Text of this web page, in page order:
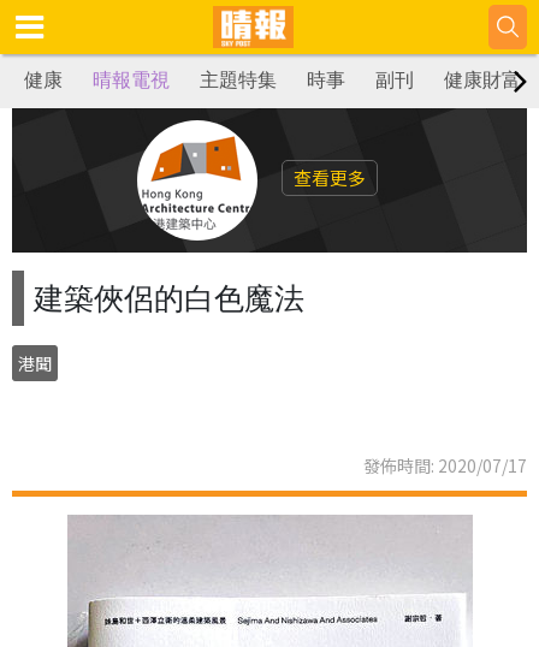
健康 晴報電視 主題特集 時事 副刊 健康財富
查看更多
建築俠侶的白色魔法
港聞
發佈時間: 2020/07/17